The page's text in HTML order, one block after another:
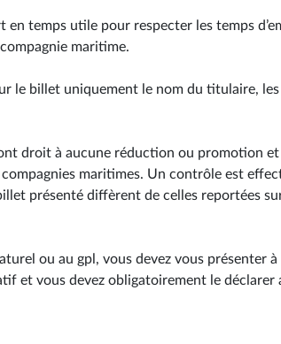
temps utile pour respecter les temps
maritime.
le billet uniquement le nom du titulaire,
droit à aucune réduction ou promotion
maritimes. Un contrôle est
présenté diffèrent de celles reportées
ou au gpl, vous devez vous présenter à
et vous devez obligatoirement le déclarer